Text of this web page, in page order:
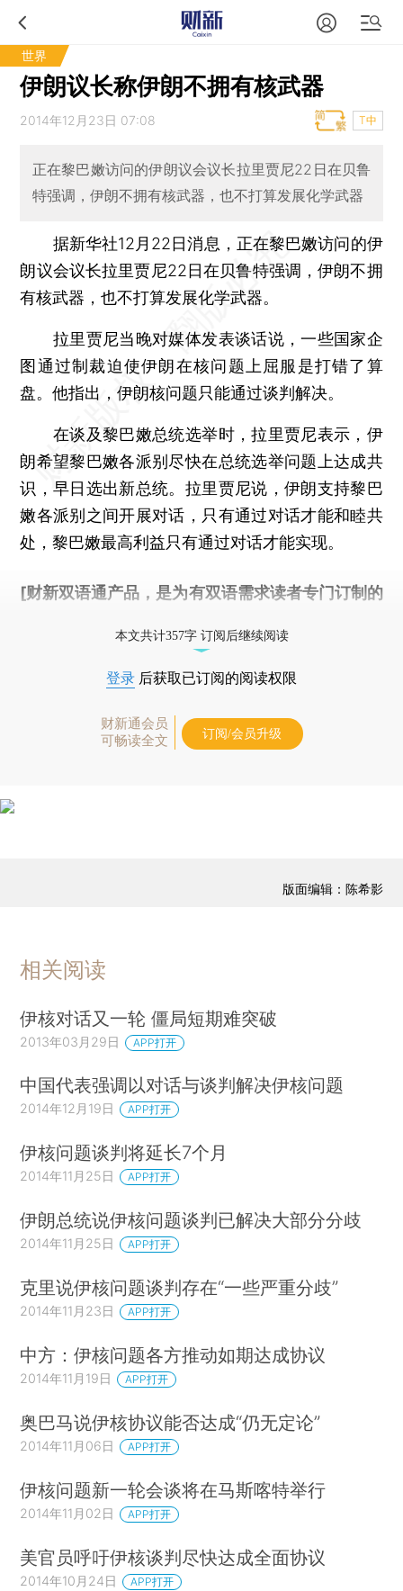
世界
伊朗议长称伊朗不拥有核武器
2014年12月23日 07:08 T中
正在黎巴嫩访问的伊朗议会议长拉里贾尼22日在贝鲁
特强调，伊朗不拥有核武器，也不打算发展化学武器
据新华社12月22日消息，正在黎巴嫩访问的伊
朗议会议长拉里贾尼22日在贝鲁特强调，伊朗不拥
有核武器，也不打算发展化学武器。
拉里贾尼当晚对媒体发表谈话说，一些国家企
图通过制裁迫使伊朗在核问题上屈服是打错了算
盘。他指出，伊朗核问题只能通过谈判解决。
在谈及黎巴嫩总统选举时，拉里贾尼表示，伊
朗希望黎巴嫩各派别尽快在总统选举问题上达成共
识，早日选出新总统。拉里贾尼说，伊朗支持黎巴
嫩各派别之间开展对话，只有通过对话才能和睦共
处，黎巴嫩最高利益只有通过对话才能实现。
[财新双语通产品，是为有双语需求读者专门订制的
本文共计357字 订阅后继续阅读
登录 后获取已订阅的阅读权限
财新通会员
可畅读全文
订阅/会员升级
版面编辑：陈希影
相关阅读
伊核对话又一轮 僵局短期难突破
2013年03月29日 APP打开
中国代表强调以对话与谈判解决伊核问题
2014年12月19日 APP打开
伊核问题谈判将延长7个月
2014年11月25日 APP打开
伊朗总统说伊核问题谈判已解决大部分分歧
2014年11月25日 APP打开
克里说伊核问题谈判存在“一些严重分歧”
2014年11月23日 APP打开
中方：伊核问题各方推动如期达成协议
2014年11月19日 APP打开
奥巴马说伊核协议能否达成“仍无定论”
2014年11月06日 APP打开
伊核问题新一轮会谈将在马斯喀特举行
2014年11月02日 APP打开
美官员呼吁伊核谈判尽快达成全面协议
2014年10月24日 APP打开